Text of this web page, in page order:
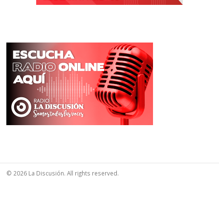
© 2026 La Discusión. All rights reserved.